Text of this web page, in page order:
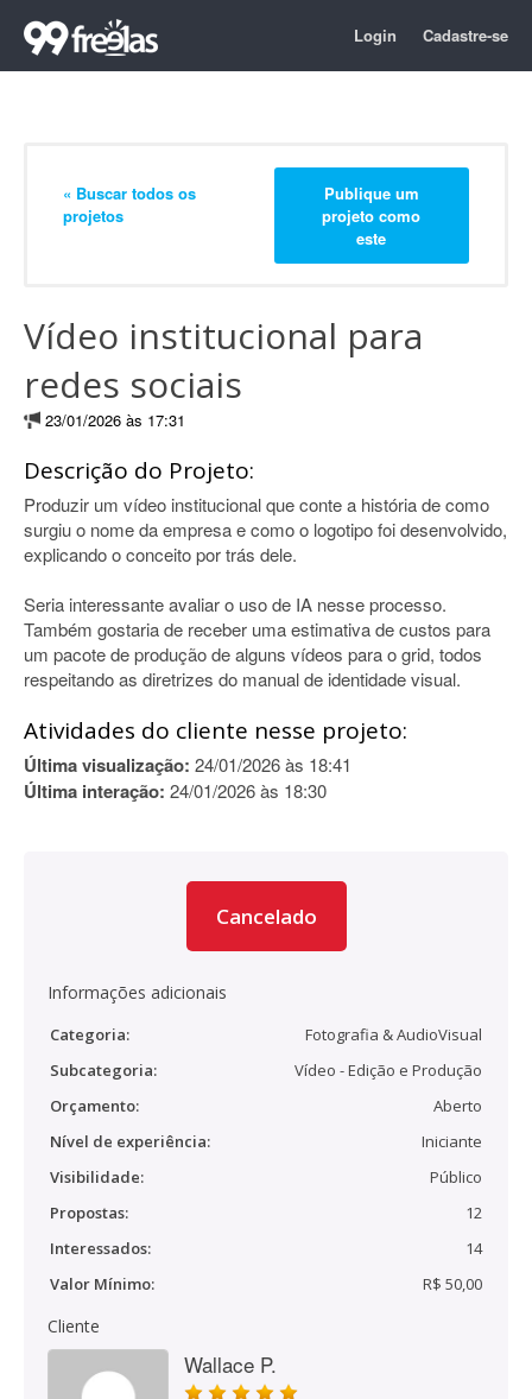
Login Cadastre-se
« Buscar todos os
projetos
Publique um
projeto como
este
Vídeo institucional para
redes sociais
23/01/2026 às 17:31
Descrição do Projeto:
Produzir um vídeo institucional que conte a história de como
surgiu o nome da empresa e como o logotipo foi desenvolvido,
explicando o conceito por trás dele.
Seria interessante avaliar o uso de IA nesse processo.
Também gostaria de receber uma estimativa de custos para
um pacote de produção de alguns vídeos para o grid, todos
respeitando as diretrizes do manual de identidade visual.
Atividades do cliente nesse projeto:
Última visualização: 24/01/2026 às 18:41
Última interação: 24/01/2026 às 18:30
Cancelado
Informações adicionais
Categoria:
Fotografia & AudioVisual
Subcategoria:
Vídeo - Edição e Produção
Orçamento:
Aberto
Nível de experiência:
Iniciante
Visibilidade:
Público
Propostas:
12
Interessados:
14
Valor Mínimo:
R$ 50,00
Cliente
Wallace P.